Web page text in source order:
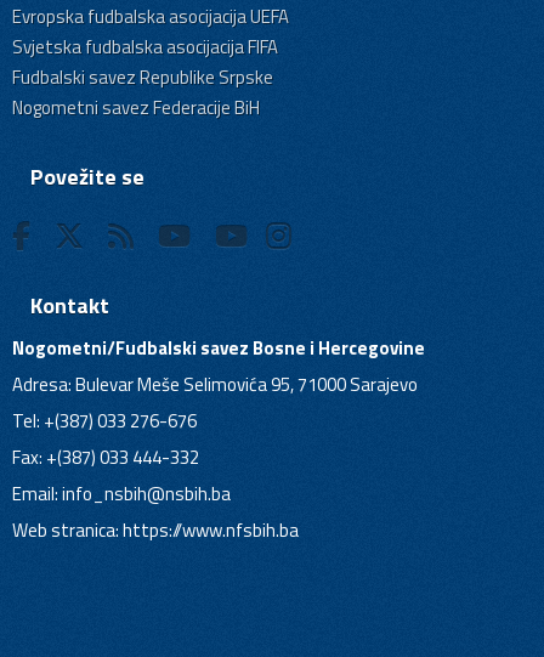
Evropska fudbalska asocijacija UEFA
Svjetska fudbalska asocijacija FIFA
Fudbalski savez Republike Srpske
Nogometni savez Federacije BiH
Povežite se
Kontakt
Nogometni/Fudbalski savez Bosne i Hercegovine
Adresa: Bulevar Meše Selimovića 95, 71000 Sarajevo
Tel: +(387) 033 276-676
Fax: +(387) 033 444-332
Email:info_nsbih@nsbih.ba
Web stranica: https://www.nfsbih.ba